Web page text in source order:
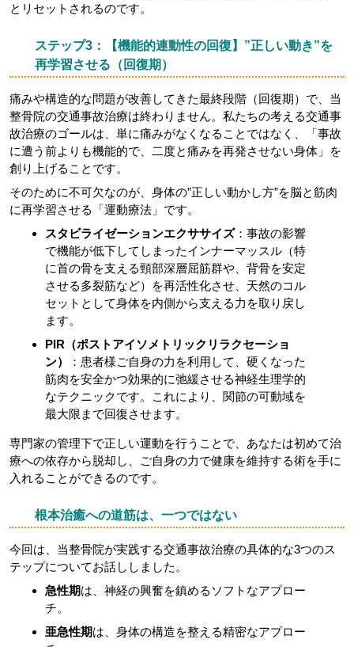
とリセットされるのです。
ステップ3：【機能的連動性の回復】”正しい動き”を
再学習させる（回復期）
痛みや構造的な問題が改善してきた最終段階（回復期）で、当
整骨院の交通事故治療は終わりません。私たちの考える交通事
故治療のゴールは、単に痛みがなくなることではなく、「事故
に遭う前よりも機能的で、二度と痛みを再発させない身体」を
創り上げることです。
そのために不可欠なのが、身体の”正しい動かし方”を脳と筋肉
に再学習させる「運動療法」です。
スタビライゼーションエクササイズ：事故の影響
で機能が低下してしまったインナーマッスル（特
に首の骨を支える頸部深層屈筋群や、背骨を安定
させる多裂筋など）を再活性化させ、天然のコル
セットとして身体を内側から支える力を取り戻し
ます。
PIR（ポストアイソメトリックリラクセーショ
ン）
：患者様ご自身の力を利用して、硬くなった
筋肉を安全かつ効果的に弛緩させる神経生理学的
なテクニックです。これにより、関節の可動域を
最大限まで回復させます。
専門家の管理下で正しい運動を行うことで、あなたは初めて治
療への依存から脱却し、ご自身の力で健康を維持する術を手に
入れることができるのです。
根本治癒への道筋は、一つではない
今回は、当整骨院が実践する交通事故治療の具体的な3つのス
テップについてお話ししました。
急性期は、神経の興奮を鎮めるソフトなアプロー
チ。
亜急性期は、身体の構造を整える精密なアプロー